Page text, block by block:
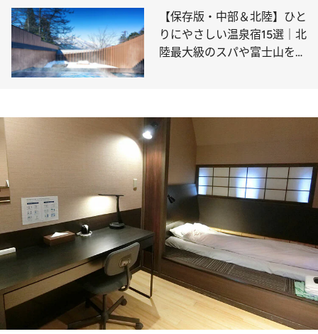
【保存版・中部＆北陸】ひと
りにやさしい温泉宿15選｜北
陸最大級のスパや富士山を眺